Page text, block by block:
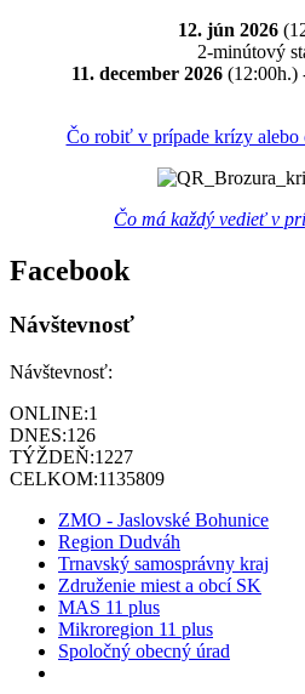
12. jún 2026
2-minútový
11. december 2026 (12:00h.)
Čo robiť v prípade krízy alebo
Čo má každý vedieť v
Facebook
Návštevnosť
Návštevnosť:
ONLINE:1
DNES:126
TÝŽDEŇ:1227
CELKOM:1135809
ZMO - Jaslovské Bohunice
Region Dudváh
Trnavský samosprávny kraj
Združenie miest a obcí SK
MAS 11 plus
Mikroregion 11 plus
Spoločný obecný úrad